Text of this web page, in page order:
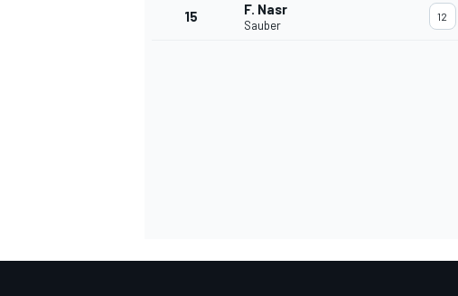
15 F. Nasr
Sauber
12